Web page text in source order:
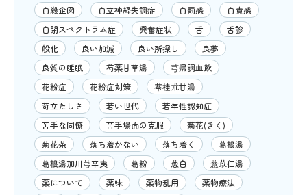
自殺企図
自立神経失調症 自罰感
自責感
自閉スペクトラム症
興奮症状 舌
舌診
般化
良い加減 良い所探し
良夢
良質の睡眠
芍薬甘草湯
芎帰調血飲
花粉症
花粉症対策
苓桂朮甘湯
苛立たしさ
若い世代
若年性認知症
苦手な同僚
苦手場面の克服
菊花(きく)
菊花茶
落ち着かない 落ち着く
葛根湯
葛根湯加川芎辛夷
葛粉 葱白
薏苡仁湯
薬について
薬味 薬物乱用
薬物療法